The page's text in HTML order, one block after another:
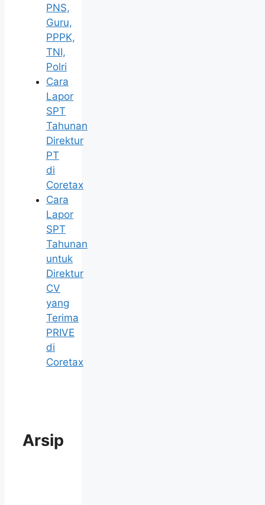
PNS,
Guru,
PPPK,
TNI,
Polri
Cara
Lapor
SPT
Tahunan
Direktur
PT
di
Coretax
Cara
Lapor
SPT
Tahunan
untuk
Direktur
CV
yang
Terima
PRIVE
di
Coretax
Arsip